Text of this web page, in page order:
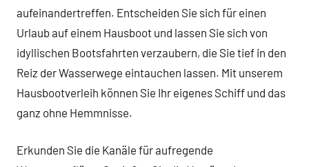
aufeinandertreffen. Entscheiden Sie sich für einen
Urlaub auf einem Hausboot und lassen Sie sich von
idyllischen Bootsfahrten verzaubern, die Sie tief in den
Reiz der Wasserwege eintauchen lassen. Mit unserem
Hausbootverleih können Sie Ihr eigenes Schiff und das
ganz ohne Hemmnisse.
Erkunden Sie die Kanäle für aufregende